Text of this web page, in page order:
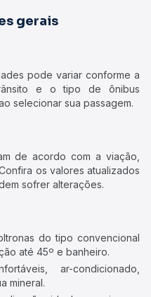
gerais
pode variar conforme a
e o tipo de ônibus
selecionar sua passagem.
de acordo com a viação,
os valores atualizados
sofrer alterações.
do tipo convencional
até 45º e banheiro.
ar-condicionado,
mineral.